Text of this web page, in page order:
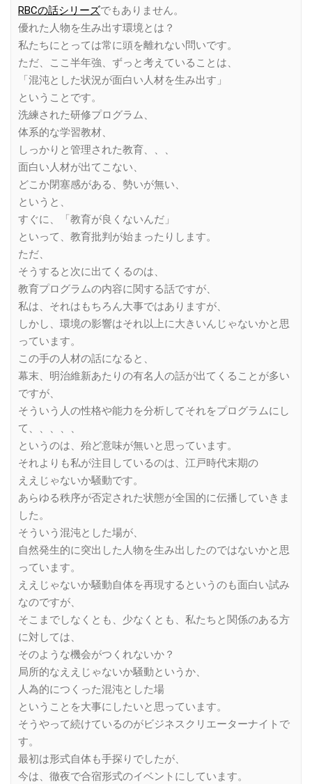
RBCの話シリーズでもありません。
優れた人物を生み出す環境とは？
私たちにとっては常に頭を離れない問いです。
ただ、ここ半年強、ずっと考えていることは、
「混沌とした状況が面白い人材を生み出す」
ということです。
洗練された研修プログラム、
体系的な学習教材、
しっかりと管理された教育、、、
面白い人材が出てこない、
どこか閉塞感がある、勢いが無い、
というと、
すぐに、「教育が良くないんだ」
といって、教育批判が始まったりします。
ただ、
そうすると次に出てくるのは、
教育プログラムの内容に関する話ですが、
私は、それはもちろん大事ではありますが、
しかし、環境の影響はそれ以上に大きいんじゃないかと思
っています。
この手の人材の話になると、
幕末、明治維新あたりの有名人の話が出てくることが多い
ですが、
そういう人の性格や能力を分析してそれをプログラムにし
て、、、、、
というのは、殆ど意味が無いと思っています。
それよりも私が注目しているのは、江戸時代末期の
ええじゃないか騒動です。
あらゆる秩序が否定された状態が全国的に伝播していきま
した。
そういう混沌とした場が、
自然発生的に突出した人物を生み出したのではないかと思
っています。
ええじゃないか騒動自体を再現するというのも面白い試み
なのですが、
そこまでしなくとも、少なくとも、私たちと関係のある方
に対しては、
そのような機会がつくれないか？
局所的なええじゃないか騒動というか、
人為的につくった混沌とした場
ということを大事にしたいと思っています。
そうやって続けているのがビジネスクリエーターナイトで
す。
最初は形式自体も手探りでしたが、
今は、徹夜で合宿形式のイベントにしています。